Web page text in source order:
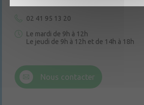
02 41 95 13 20
Le mardi de 9h à 12h
Le jeudi de 9h à 12h et de 14h à 18h
Nous contacter